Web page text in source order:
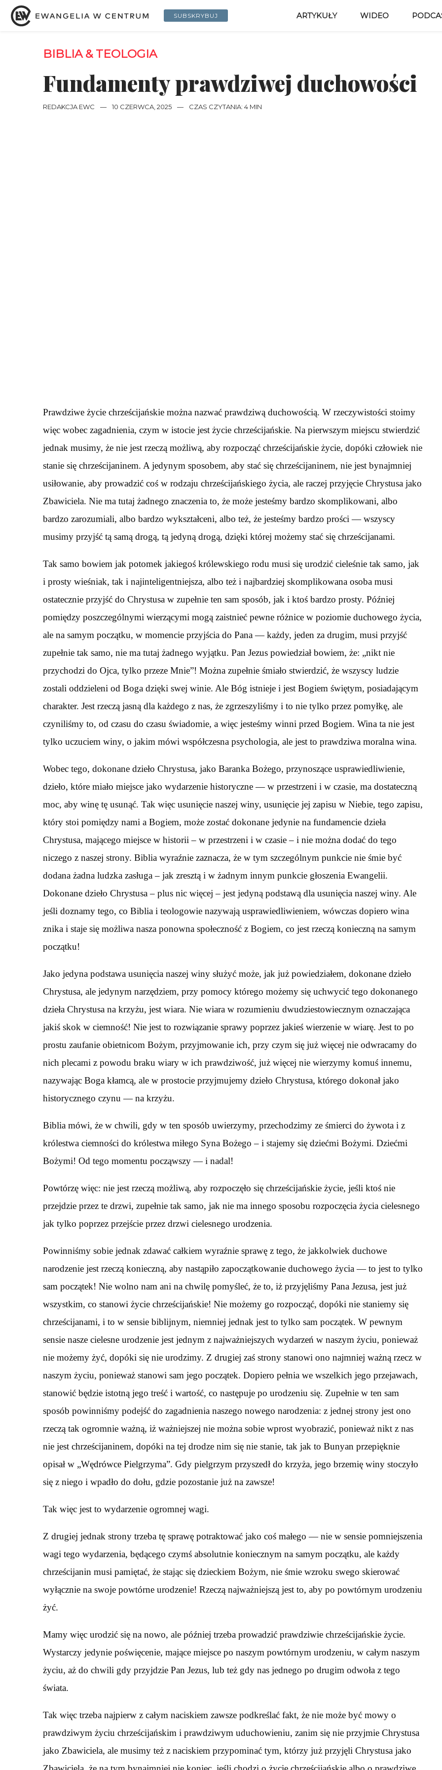
SUBSKRYBUJ ARTYKUŁY WIDEO
BIBLIA & TEOLOGIA
Fundamenty prawdziwej duchowości
REDAKCJA EWC — 10 CZERWCA, 2025 — CZAS CZYTANIA: 4 MIN
Prawdziwe życie chrześcijańskie można nazwać prawdziwą duchowością. W rzeczywistości stoimy
więc wobec zagadnienia, czym w istocie jest życie chrześcijańskie. Na pierwszym miejscu stwierdzić
jednak musimy, że nie jest rzeczą możliwą, aby rozpocząć chrześcijańskie życie, dopóki człowiek nie
stanie się chrześcijaninem. A jedynym sposobem, aby stać się chrześcijaninem, nie jest bynajmniej
usiłowanie, aby prowadzić coś w rodzaju chrześcijańskiego życia, ale raczej przyjęcie Chrystusa jako
Zbawiciela. Nie ma tutaj żadnego znaczenia to, że może jesteśmy bardzo skomplikowani, albo
bardzo zarozumiali, albo bardzo wykształceni, albo też, że jesteśmy bardzo prości — wszyscy
musimy przyjść tą samą drogą, tą jedyną drogą, dzięki której możemy stać się chrześcijanami.
Tak samo bowiem jak potomek jakiegoś królewskiego rodu musi się urodzić cieleśnie tak samo, jak
i prosty wieśniak, tak i najinteligentniejsza, albo też i najbardziej skomplikowana osoba musi
ostatecznie przyjść do Chrystusa w zupełnie ten sam sposób, jak i ktoś bardzo prosty. Później
pomiędzy poszczególnymi wierzącymi mogą zaistnieć pewne różnice w poziomie duchowego życia,
ale na samym początku, w momencie przyjścia do Pana — każdy, jeden za drugim, musi przyjść
zupełnie tak samo, nie ma tutaj żadnego wyjątku. Pan Jezus powiedział bowiem, że: „nikt nie
przychodzi do Ojca, tylko przeze Mnie”! Można zupełnie śmiało stwierdzić, że wszyscy ludzie
zostali oddzieleni od Boga dzięki swej winie. Ale Bóg istnieje i jest Bogiem świętym, posiadającym
charakter. Jest rzeczą jasną dla każdego z nas, że zgrzeszyliśmy i to nie tylko przez pomyłkę, ale
czyniliśmy to, od czasu do czasu świadomie, a więc jesteśmy winni przed Bogiem. Wina ta nie jest
tylko uczuciem winy, o jakim mówi współczesna psychologia, ale jest to prawdziwa moralna wina.
Wobec tego, dokonane dzieło Chrystusa, jako Baranka Bożego, przynoszące usprawiedliwienie,
dzieło, które miało miejsce jako wydarzenie historyczne — w przestrzeni i w czasie, ma dostateczną
moc, aby winę tę usunąć. Tak więc usunięcie naszej winy, usunięcie jej zapisu w Niebie, tego zapisu,
który stoi pomiędzy nami a Bogiem, może zostać dokonane jedynie na fundamencie dzieła
Chrystusa, mającego miejsce w historii – w przestrzeni i w czasie – i nie można dodać do tego
niczego z naszej strony. Biblia wyraźnie zaznacza, że w tym szczególnym punkcie nie śmie być
dodana żadna ludzka zasługa – jak zresztą i w żadnym innym punkcie głoszenia Ewangelii.
Dokonane dzieło Chrystusa – plus nic więcej – jest jedyną podstawą dla usunięcia naszej winy. Ale
jeśli doznamy tego, co Biblia i teologowie nazywają usprawiedliwieniem, wówczas dopiero wina
znika i staje się możliwa nasza ponowna społeczność z Bogiem, co jest rzeczą konieczną na samym
początku!
Jako jedyna podstawa usunięcia naszej winy służyć może, jak już powiedziałem, dokonane dzieło
Chrystusa, ale jedynym narzędziem, przy pomocy którego możemy się uchwycić tego dokonanego
dzieła Chrystusa na krzyżu, jest wiara. Nie wiara w rozumieniu dwudziestowiecznym oznaczająca
jakiś skok w ciemność! Nie jest to rozwiązanie sprawy poprzez jakieś wierzenie w wiarę. Jest to po
prostu zaufanie obietnicom Bożym, przyjmowanie ich, przy czym się już więcej nie odwracamy do
nich plecami z powodu braku wiary w ich prawdziwość, już więcej nie wierzymy komuś innemu,
nazywając Boga kłamcą, ale w prostocie przyjmujemy dzieło Chrystusa, którego dokonał jako
historycznego czynu — na krzyżu.
Biblia mówi, że w chwili, gdy w ten sposób uwierzymy, przechodzimy ze śmierci do żywota i z
królestwa ciemności do królestwa miłego Syna Bożego – i stajemy się dziećmi Bożymi. Dziećmi
Bożymi! Od tego momentu począwszy — i nadal!
Powtórzę więc: nie jest rzeczą możliwą, aby rozpoczęło się chrześcijańskie życie, jeśli ktoś nie
przejdzie przez te drzwi, zupełnie tak samo, jak nie ma innego sposobu rozpoczęcia życia cielesnego
jak tylko poprzez przejście przez drzwi cielesnego urodzenia.
Powinniśmy sobie jednak zdawać całkiem wyraźnie sprawę z tego, że jakkolwiek duchowe
narodzenie jest rzeczą konieczną, aby nastąpiło zapoczątkowanie duchowego życia — to jest to tylko
sam początek! Nie wolno nam ani na chwilę pomyśleć, że to, iż przyjęliśmy Pana Jezusa, jest już
wszystkim, co stanowi życie chrześcijańskie! Nie możemy go rozpocząć, dopóki nie staniemy się
chrześcijanami, i to w sensie biblijnym, niemniej jednak jest to tylko sam początek. W pewnym
sensie nasze cielesne urodzenie jest jednym z najważniejszych wydarzeń w naszym życiu, ponieważ
nie możemy żyć, dopóki się nie urodzimy. Z drugiej zaś strony stanowi ono najmniej ważną rzecz w
naszym życiu, ponieważ stanowi sam jego początek. Dopiero pełnia we wszelkich jego przejawach,
stanowić będzie istotną jego treść i wartość, co następuje po urodzeniu się. Zupełnie w ten sam
sposób powinniśmy podejść do zagadnienia naszego nowego narodzenia: z jednej strony jest ono
rzeczą tak ogromnie ważną, iż ważniejszej nie można sobie wprost wyobrazić, ponieważ nikt z nas
nie jest chrześcijaninem, dopóki na tej drodze nim się nie stanie, tak jak to Bunyan przepięknie
opisał w „Wędrówce Pielgrzyma”. Gdy pielgrzym przyszedł do krzyża, jego brzemię winy stoczyło
się z niego i wpadło do dołu, gdzie pozostanie już na zawsze!
Tak więc jest to wydarzenie ogromnej wagi.
Z drugiej jednak strony trzeba tę sprawę potraktować jako coś małego — nie w sensie pomniejszenia
wagi tego wydarzenia, będącego czymś absolutnie koniecznym na samym początku, ale każdy
chrześcijanin musi pamiętać, że stając się dzieckiem Bożym, nie śmie wzroku swego skierować
wyłącznie na swoje powtórne urodzenie! Rzeczą najważniejszą jest to, aby po powtórnym urodzeniu
żyć.
Mamy więc urodzić się na nowo, ale później trzeba prowadzić prawdziwie chrześcijańskie życie.
Wystarczy jedynie poświęcenie, mające miejsce po naszym powtórnym urodzeniu, w całym naszym
życiu, aż do chwili gdy przyjdzie Pan Jezus, lub też gdy nas jednego po drugim odwoła z tego
świata.
Tak więc trzeba najpierw z całym naciskiem zawsze podkreślać fakt, że nie może być mowy o
prawdziwym życiu chrześcijańskim i prawdziwym uduchowieniu, zanim się nie przyjmie Chrystusa
jako Zbawiciela, ale musimy też z naciskiem przypominać tym, którzy już przyjęli Chrystusa jako